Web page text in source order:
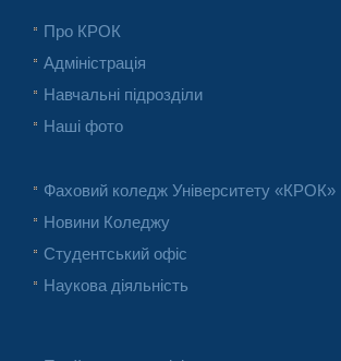
Про КРОК
Адміністрація
Навчальні підрозділи
Наші фото
Фаховий коледж Університету «КРОК»
Новини Коледжу
Студентський офіс
Наукова діяльність